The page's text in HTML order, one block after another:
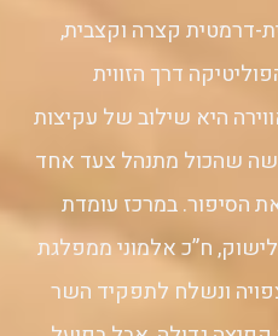
דרמטית קצרה וקצבית,
דרך הזווית
היא שילוב של עקיצות
שהכול מתנהל צעד אחד
הסיפור. במרכז עומדת
ח”כ אלמוני ממפלגת
ונשלח לתפקיד השר